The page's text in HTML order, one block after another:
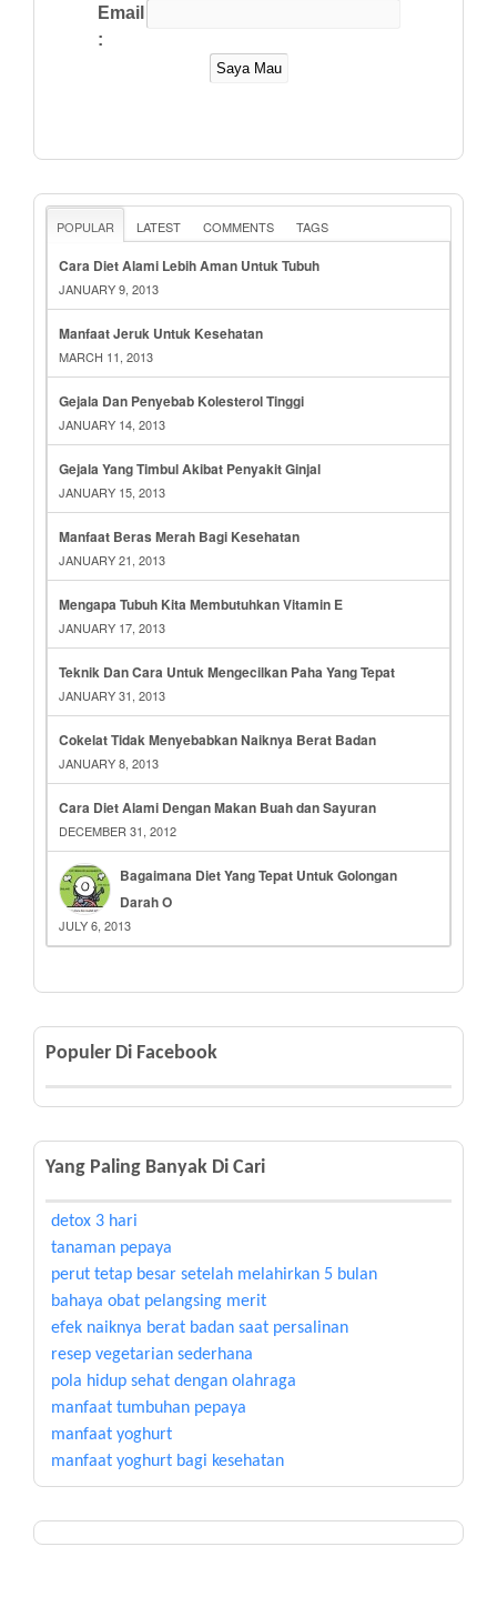
Email
:
POPULAR LATEST COMMENTS TAGS
Cara Diet Alami Lebih Aman Untuk Tubuh
JANUARY 9, 2013
Manfaat Jeruk Untuk Kesehatan
MARCH 11, 2013
Gejala Dan Penyebab Kolesterol Tinggi
JANUARY 14, 2013
Gejala Yang Timbul Akibat Penyakit Ginjal
JANUARY 15, 2013
Manfaat Beras Merah Bagi Kesehatan
JANUARY 21, 2013
Mengapa Tubuh Kita Membutuhkan Vitamin E
JANUARY 17, 2013
Teknik Dan Cara Untuk Mengecilkan Paha Yang Tepat
JANUARY 31, 2013
Cokelat Tidak Menyebabkan Naiknya Berat Badan
JANUARY 8, 2013
Cara Diet Alami Dengan Makan Buah dan Sayuran
DECEMBER 31, 2012
Bagaimana Diet Yang Tepat Untuk Golongan
Darah O
JULY 6, 2013
Populer Di Facebook
Yang Paling Banyak Di Cari
detox 3 hari
tanaman pepaya
perut tetap besar setelah melahirkan 5 bulan
bahaya obat pelangsing merit
efek naiknya berat badan saat persalinan
resep vegetarian sederhana
pola hidup sehat dengan olahraga
manfaat tumbuhan pepaya
manfaat yoghurt
manfaat yoghurt bagi kesehatan